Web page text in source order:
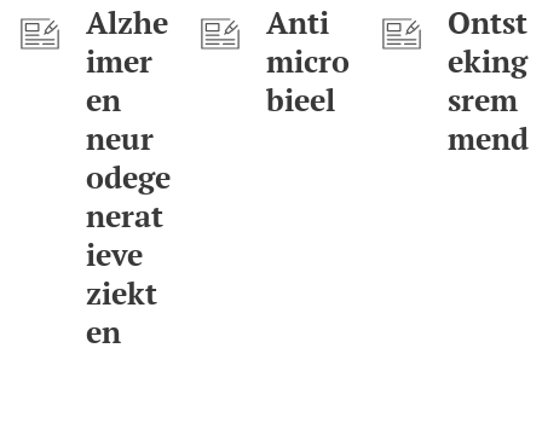
Alzhe
imer
en
neur
odege
nerat
ieve
ziekt
en
Anti
micro
bieel
Ontst
eking
srem
mend